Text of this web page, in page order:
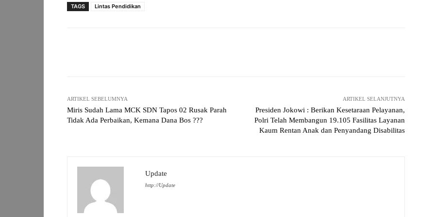
TAGS Lintas Pendidikan
ARTIKEL SEBELUMNYA
Miris Sudah Lama MCK SDN Tapos 02 Rusak Parah
Tidak Ada Perbaikan, Kemana Dana Bos ???
ARTIKEL SELANJUTNYA
Presiden Jokowi : Berikan Kesetaraan Pelayanan,
Polri Telah Membangun 19.105 Fasilitas Layanan
Kaum Rentan Anak dan Penyandang Disabilitas
Update
http://Update